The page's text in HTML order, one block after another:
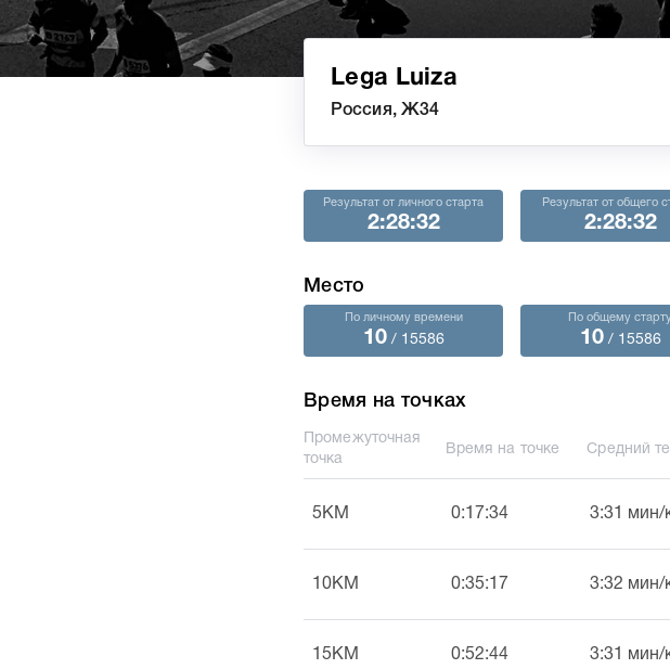
Lega Luiza
Россия, Ж34
Результат от личного старта
2:28:32
Результат от общего
2:28:32
Место
По личному времени
10/ 15586
По общему
10/ 15586
Время на точках
Промежуточная
точка
Время на точке Средний
5KM 0:17:34 3:31 мин/
10KM 0:35:17 3:32 мин/
15KM 0:52:44 3:31 мин/